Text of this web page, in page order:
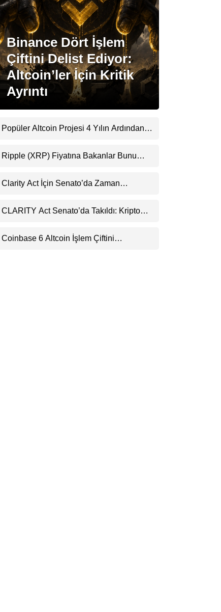
Instagram
Youtube
TikTok
Binance Dört İşlem
Çiftini Delist Ediyor:
Altcoin’ler İçin Kritik
Ayrıntı
Popüler Altcoin Projesi 4 Yılın Ardından
Uyarısı
Ripple (XRP) Fiyatına Bakanlar Bunu
Uyarı
Clarity Act İçin Senato’da Zaman
CLARITY Act Senato’da Takıldı: Kripto
Coinbase 6 Altcoin İşlem Çiftini